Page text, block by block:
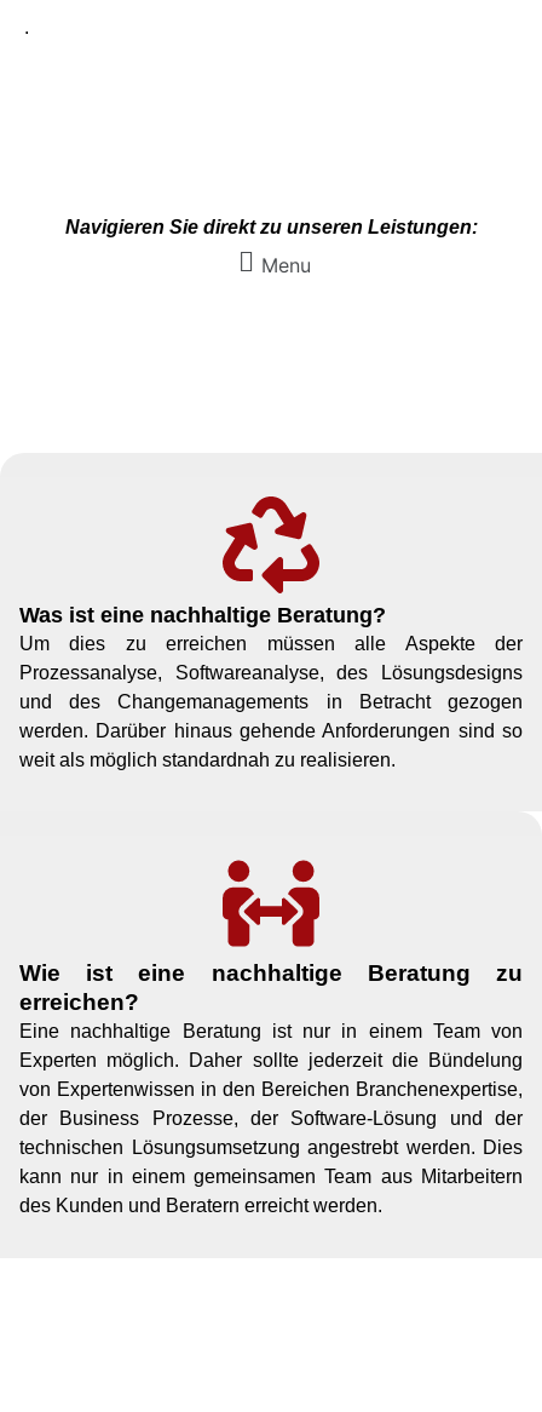
.
Navigieren Sie direkt zu unseren Leistungen:
Menu
Was ist eine nachhaltige Beratung?
Um dies zu erreichen müssen alle Aspekte der
Prozessanalyse, Softwareanalyse, des Lösungsdesigns
und des Changemanagements in Betracht gezogen
werden. Darüber hinaus gehende Anforderungen sind so
weit als möglich standardnah zu realisieren.
Wie ist eine nachhaltige Beratung zu
erreichen?
Eine nachhaltige Beratung ist nur in einem Team von
Experten möglich. Daher sollte jederzeit die Bündelung
von Expertenwissen in den Bereichen Branchenexpertise,
der Business Prozesse, der Software-Lösung und der
technischen Lösungsumsetzung angestrebt werden. Dies
kann nur in einem gemeinsamen Team aus Mitarbeitern
des Kunden und Beratern erreicht werden.